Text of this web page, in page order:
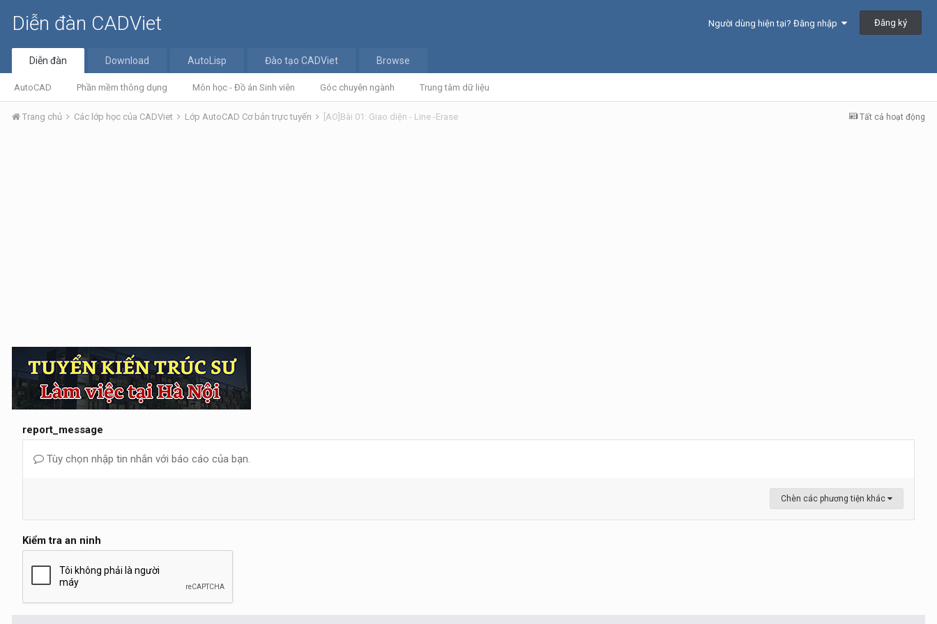
Diễn đàn CADViet Người dùng hiện tại? Đăng nhập Đăng ký
Diễn đàn
AutoCAD Phần mềm thông dụng Môn học - Đồ án Sinh viên Góc chuyên ngành Trung tâm dữ liệu
Download AutoLisp Đào tạo CADViet Browse
Tất cả hoạt động
Trang chủ Các lớp học của CADViet Lớp AutoCAD Cơ bản trực tuyến [AO]Bài 01: Giao diện - Line -Erase
report_message
Tùy chọn nhập tin nhắn với báo cáo của bạn.
Chèn các phương tiện khác
Kiểm tra an ninh